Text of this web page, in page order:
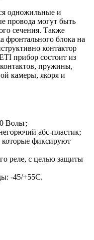
одножильные и
провода могут быть
сечения. Также
фронтального блока на
контактор
прибор состоит из
пружины,
камеры, якоря и
Вольт;
абс-пластик;
фиксируют
реле, с целью защиты
-45/+55С.